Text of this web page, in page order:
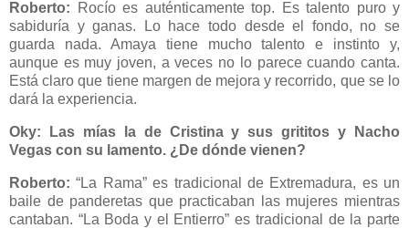
Roberto: Rocío es auténticamente top. Es talento puro y
sabiduría y ganas. Lo hace todo desde el fondo, no se
guarda nada. Amaya tiene mucho talento e instinto y,
aunque es muy joven, a veces no lo parece cuando canta.
Está claro que tiene margen de mejora y recorrido, que se lo
dará la experiencia.
Oky: Las mías la de Cristina y sus grititos y Nacho
Vegas con su lamento. ¿De dónde vienen?
Roberto: “La Rama” es tradicional de Extremadura, es un
baile de panderetas que practicaban las mujeres mientras
cantaban. “La Boda y el Entierro” es tradicional de la parte